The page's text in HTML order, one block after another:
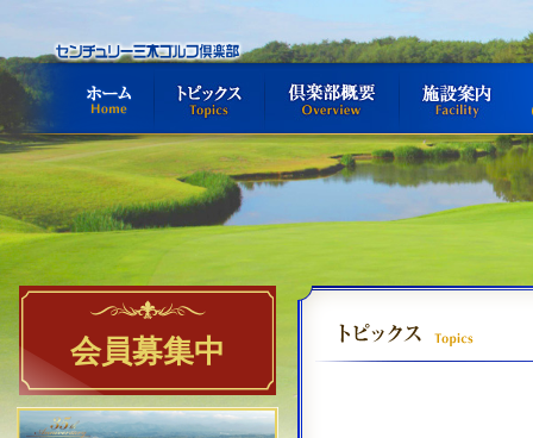
ホーム トピックス 倶楽部概要 施設案内 セ
会員募集中